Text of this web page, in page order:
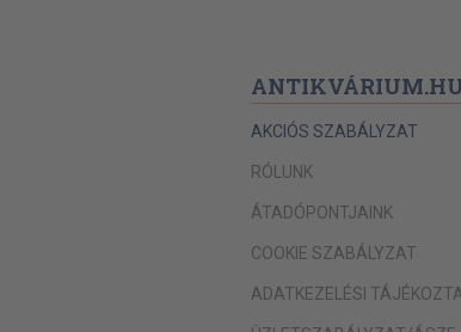
AKCIÓS SZABÁLYZAT
RÓLUNK
ÁTADÓPONTJAINK
COOKIE SZABÁLYZAT
ADATKEZELÉSI